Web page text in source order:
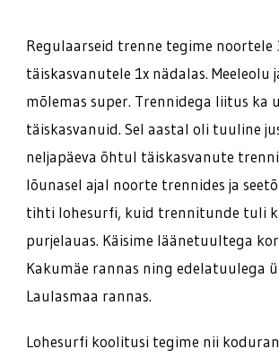
Regulaarseid trenne tegime noortele
täiskasvanutele 1x nädalas. Meeleolu
mõlemas super. Trennidega liitus ka
täiskasvanuid. Sel aastal oli tuuline
neljapäeva õhtul täiskasvanute
lõunasel ajal noorte trennides ja
tihti lohesurfi, kuid trennitunde tuli
purjelauas. Käisime läänetuultega
Kakumäe rannas ning edelatuulega
Laulasmaa rannas.
Lohesurfi koolitusi tegime nii